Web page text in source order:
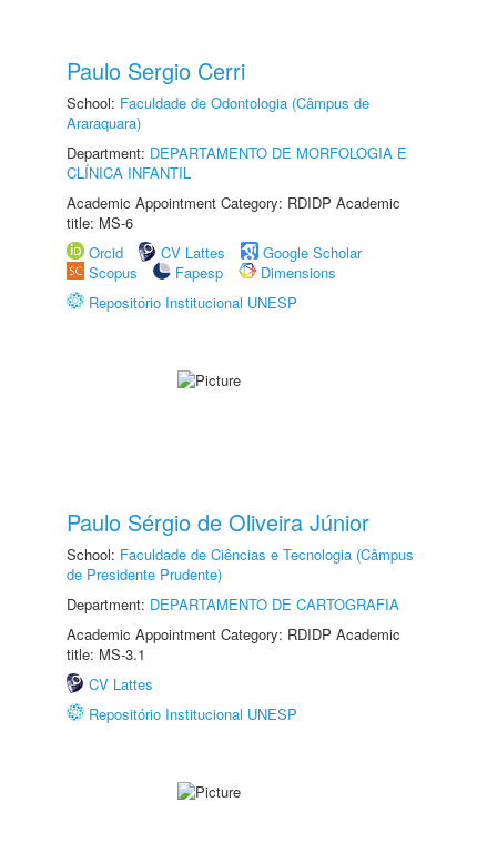
Paulo Sergio Cerri
School: Faculdade de Odontologia (Câmpus de
Araraquara)
Department: DEPARTAMENTO DE MORFOLOGIA E
CLÍNICA INFANTIL
Academic Appointment Category: RDIDP Academic
title: MS-6
Orcid
CV Lattes
Google Scholar
Scopus
Fapesp
Dimensions
Repositório Institucional UNESP
Paulo Sérgio de Oliveira Júnior
School: Faculdade de Ciências e Tecnologia (Câmpus
de Presidente Prudente)
Department: DEPARTAMENTO DE CARTOGRAFIA
Academic Appointment Category: RDIDP Academic
title: MS-3.1
CV Lattes
Repositório Institucional UNESP